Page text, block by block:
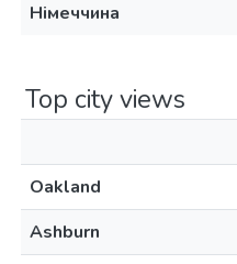
Німеччина
Top city views
Oakland
Ashburn